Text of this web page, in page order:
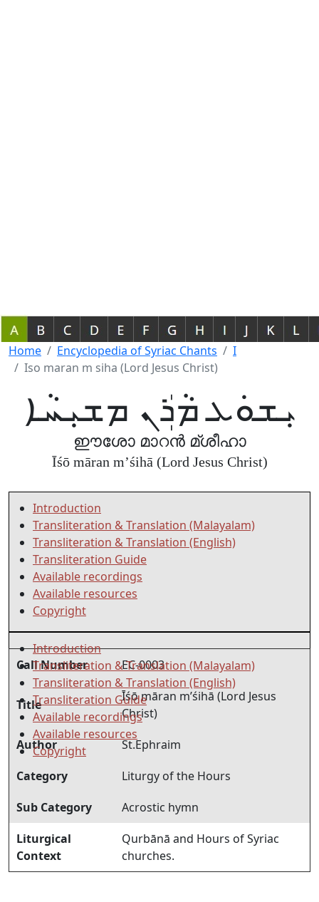
Home Encyclopedia of Syriac Chants
I
Iso maran m siha (Lord Jesus Christ)
ܝܼܫܘܿܥ ܡܵܪܲܢ ܡܫܝܼܚܵܐ
ഈശോ മാറൻ മ്ശീഹാ
Īśō māran m’śihā (Lord Jesus Christ)
Introduction
Transliteration & Translation (Malayalam)
Transliteration & Translation (English)
Transliteration Guide
Available recordings
Available resources
Copyright
Introduction
Transliteration & Translation (Malayalam)
Transliteration & Translation (English)
Transliteration Guide
Available recordings
Available resources
Copyright
Call Number EC-0003
Title
Īśō māran m’śihā (Lord Jesus
Christ)
Author
St.Ephraim
Category
Liturgy of the Hours
Sub Category
Acrostic hymn
Liturgical
Context
Qurbānā and Hours of Syriac
churches.